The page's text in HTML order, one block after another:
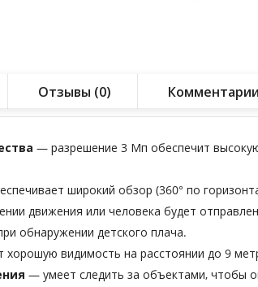
Отзывы (0)
— разрешение 3 Мп обеспечит
широкий обзор (360° по
движения или человека будет
обнаружении детского плача.
хорошую видимость на расстоянии до 9
— умеет следить за объектами, чтобы